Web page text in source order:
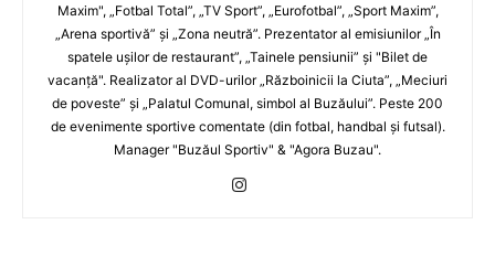
Maxim", „Fotbal Total”, „TV Sport”, „Eurofotbal”, „Sport Maxim”,
„Arena sportivă” şi „Zona neutră”. Prezentator al emisiunilor „În
spatele uşilor de restaurant”, „Tainele pensiunii” şi "Bilet de
vacanţă". Realizator al DVD-urilor „Războinicii la Ciuta”, „Meciuri
de poveste” şi „Palatul Comunal, simbol al Buzăului”. Peste 200
de evenimente sportive comentate (din fotbal, handbal şi futsal).
Manager "Buzăul Sportiv" & "Agora Buzau".